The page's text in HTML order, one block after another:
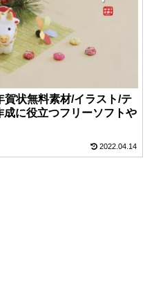
状無料素材/イラスト/テ
に役立つフリーソフトや
2022.04.14